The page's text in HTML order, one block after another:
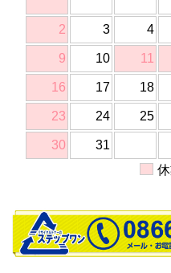
2 3 4
9 10 11
16 17 18
23 24 25
30
31